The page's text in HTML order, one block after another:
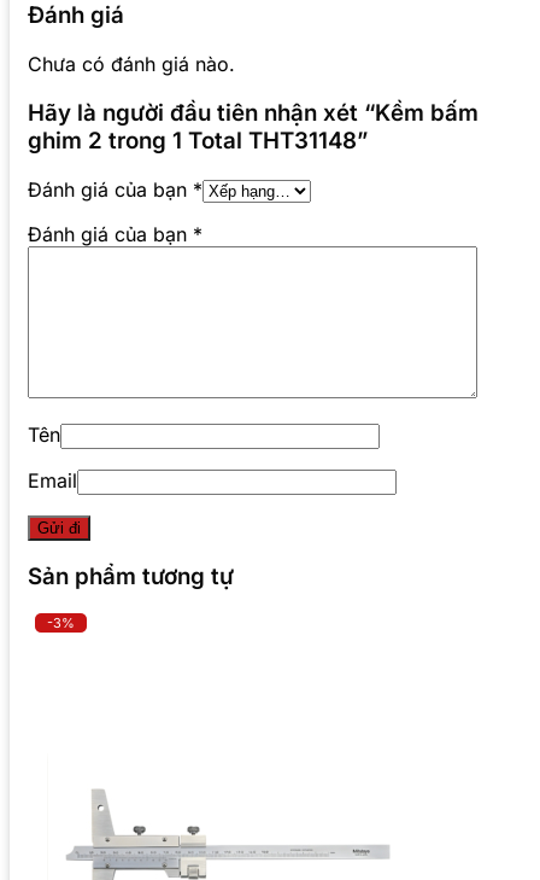
Đánh giá
Chưa có đánh giá nào.
Hãy là người đầu tiên nhận xét “Kềm bấm
ghim 2 trong 1 Total THT31148”
Đánh giá của bạn *
Đánh giá của bạn *
Tên
Email
Sản phẩm tương tự
-3%